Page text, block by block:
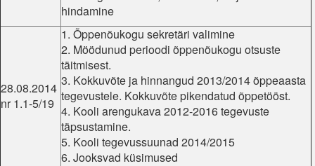
hindamine
28.08.2014
nr 1.1-5/19
1. Õppenõukogu sekretäri valimine
2. Möödunud perioodi õppenõukogu otsuste
täitmisest.
3. Kokkuvõte ja hinnangud 2013/2014 õppeaasta
tegevustele. Kokkuvõte pikendatud õppetööst.
4. Kooli arengukava 2012-2016 tegevuste
täpsustamine.
5. Kooli tegevussuunad 2014/2015
6. Jooksvad küsimused